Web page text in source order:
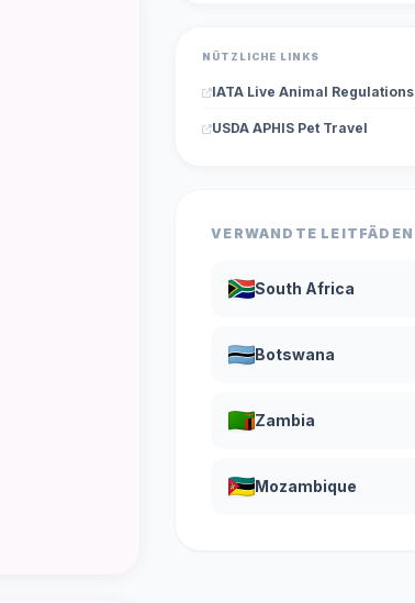
NÜTZLICHE LINKS
IATA Live Animal Regulations
USDA APHIS Pet Travel
VERWANDTE LEITFÄDEN
South Africa
Botswana
Zambia
Mozambique